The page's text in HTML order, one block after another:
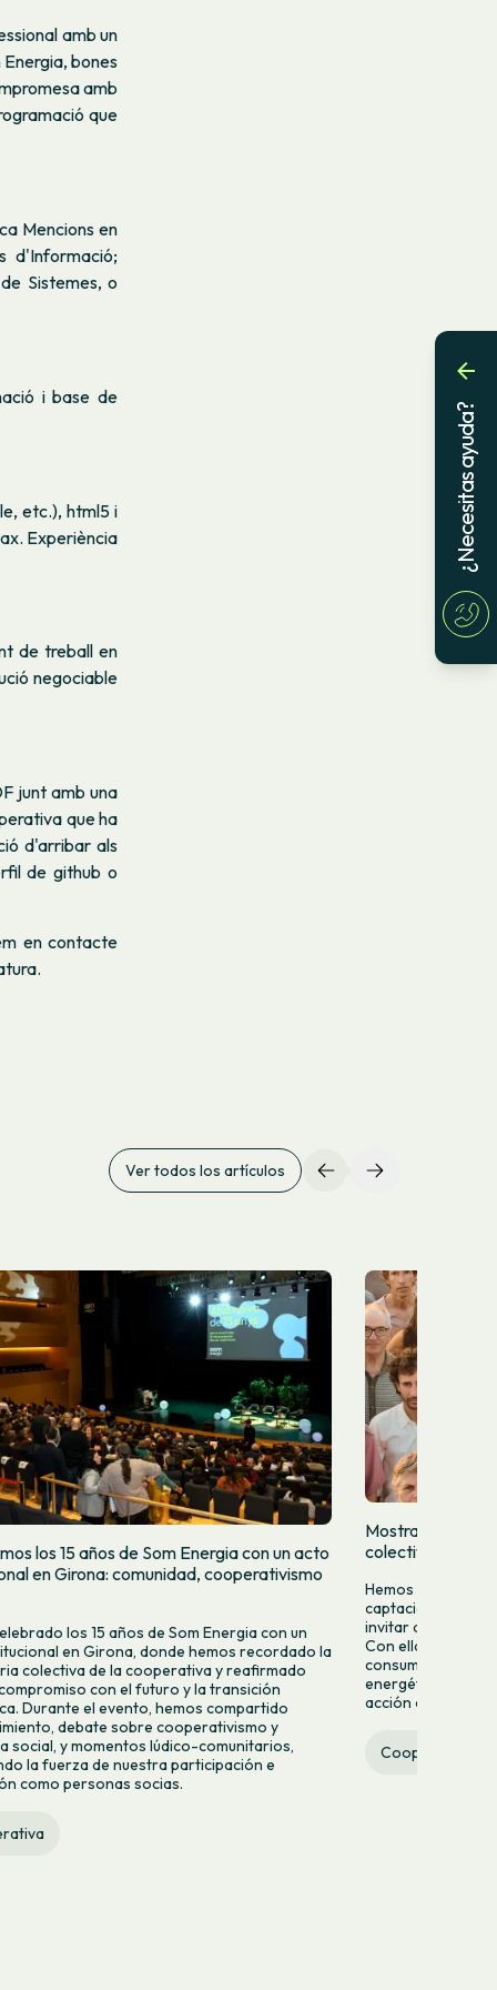
amb un
bones
amb
que
Mencions en
d'Informació;
Sistemes, o
i base de
etc.), html5 i
Experiència
de treball en
negociable
junt amb una
que ha
d'arribar als
de github o
en contacte
Ver todos los artículos
los 15 años de Som Energia con un acto
en Girona: comunidad, cooperativismo
los 15 años de Som Energia con un
en Girona, donde hemos recordado la
colectiva de la cooperativa y reafirmado
con el futuro y la transición
Durante el evento, hemos compartido
debate sobre cooperativismo y
social, y momentos lúdico-comunitarios,
la fuerza de nuestra participación e
como personas socias.
Mostramos
colectivamente
Hemos lanzado
captación para
invitar a más
Con ella
consumir energía
energético desde
acción colectiva.
Cooperativa
¿Necesitas ayuda?